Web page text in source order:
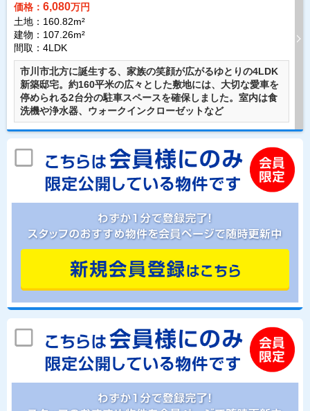
価格： 6,080万円
土地：160.82m²
建物：107.26m²
間取：4LDK
市川市北方に誕生する、家族の笑顔が広がるゆとりの4LDK
新築邸宅。約160平米の広々とした敷地には、大切な愛車を
停められる2台分の駐車スペースを確保しました。室内は食
洗機や浄水器、ウォークインクローゼットなど